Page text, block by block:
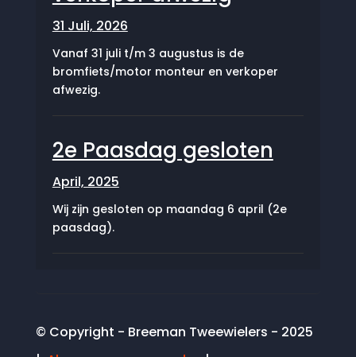
31 Juli, 2026
Vanaf 31 juli t/m 3 augustus is de
bromfiets/motor monteur en verkoper
afwezig.
2e Paasdag gesloten
April, 2025
Wij zijn gesloten op maandag 6 april (2e
paasdag).
© Copyright - Breeman Tweewielers - 2025